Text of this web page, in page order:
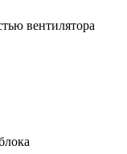
вентилятора